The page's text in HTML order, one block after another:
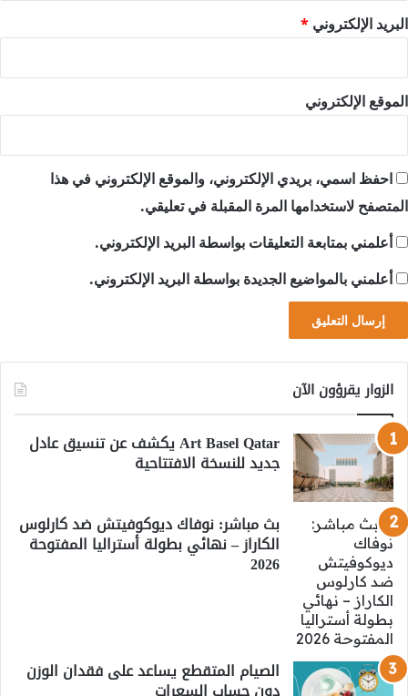
البريد الإلكتروني *
الموقع الإلكتروني
احفظ اسمي، بريدي الإلكتروني، والموقع الإلكتروني في هذا
المتصفح لاستخدامها المرة المقبلة في تعليقي.
أعلمني بمتابعة التعليقات بواسطة البريد الإلكتروني.
أعلمني بالمواضيع الجديدة بواسطة البريد الإلكتروني.
الزوار يقرؤون الآن
Art Basel Qatar يكشف عن تنسيق عادل
جديد للنسخة الافتتاحية
بث مباشر: نوفاك ديوكوفيتش ضد كارلوس
الكاراز – نهائي بطولة أستراليا المفتوحة
2026
الصيام المتقطع يساعد على فقدان الوزن